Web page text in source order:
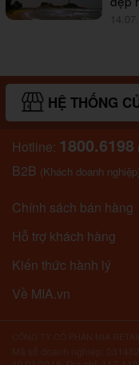
HỆ THỐNG
Hotline: 1800.6198
B2B (Khách doanh nghiệp)
Chính sách bán hàng
Hỗ trợ khách hàng
Kiến thức hành lý
Về MIA.vn